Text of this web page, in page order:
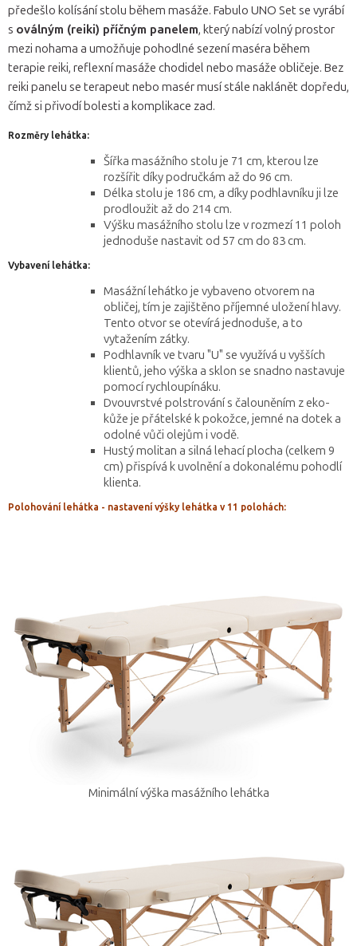
předešlo kolísání stolu během masáže. Fabulo UNO Set se vyrábí
s oválným (reiki) příčným panelem, který nabízí volný prostor
mezi nohama a umožňuje pohodlné sezení maséra během
terapie reiki, reflexní masáže chodidel nebo masáže obličeje. Bez
reiki panelu se terapeut nebo masér musí stále naklánět dopředu,
čímž si přivodí bolesti a komplikace zad.
Rozměry lehátka:
Šířka masážního stolu je 71 cm, kterou lze
rozšířit díky područkám až do 96 cm.
Délka stolu je 186 cm, a díky podhlavníku ji lze
prodloužit až do 214 cm.
Výšku masážního stolu lze v rozmezí 11 poloh
jednoduše nastavit od 57 cm do 83 cm.
Vybavení lehátka:
Masážní lehátko je vybaveno otvorem na
obličej, tím je zajištěno příjemné uložení hlavy.
Tento otvor se otevírá jednoduše, a to
vytažením zátky.
Podhlavník ve tvaru "U" se využívá u vyšších
klientů, jeho výška a sklon se snadno nastavuje
pomocí rychloupínáku.
Dvouvrstvé polstrování s čalouněním z eko-
kůže je přátelské k pokožce, jemné na dotek a
odolné vůči olejům i vodě.
Hustý molitan a silná lehací plocha (celkem 9
cm) přispívá k uvolnění a dokonalému pohodlí
klienta.
Polohování lehátka - nastavení výšky lehátka v 11 polohách:
Minimální výška masážního lehátka